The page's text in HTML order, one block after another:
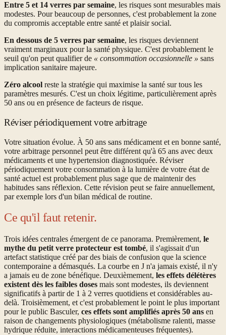
Entre 5 et 14 verres par semaine, les risques sont mesurables mais
modestes. Pour beaucoup de personnes, c'est probablement la zone
du compromis acceptable entre santé et plaisir social.
En dessous de 5 verres par semaine, les risques deviennent
vraiment marginaux pour la santé physique. C'est probablement le
seuil qu'on peut qualifier de « consommation occasionnelle » sans
implication sanitaire majeure.
Zéro alcool reste la stratégie qui maximise la santé sur tous les
paramètres mesurés. C'est un choix légitime, particulièrement après
50 ans ou en présence de facteurs de risque.
Réviser périodiquement votre arbitrage
Votre situation évolue. À 50 ans sans médicament et en bonne santé,
votre arbitrage personnel peut être différent qu'à 65 ans avec deux
médicaments et une hypertension diagnostiquée. Réviser
périodiquement votre consommation à la lumière de votre état de
santé actuel est probablement plus sage que de maintenir des
habitudes sans réflexion. Cette révision peut se faire annuellement,
par exemple lors d'un bilan médical de routine.
Ce qu'il faut retenir.
Trois idées centrales émergent de ce panorama. Premièrement, le
mythe du petit verre protecteur est tombé, il s'agissait d'un
artefact statistique créé par des biais de confusion que la science
contemporaine a démasqués. La courbe en J n'a jamais existé, il n'y
a jamais eu de zone bénéfique. Deuxièmement, les effets délétères
existent dès les faibles doses mais sont modestes, ils deviennent
significatifs à partir de 1 à 2 verres quotidiens et considérables au-
delà. Troisièmement, et c'est probablement le point le plus important
pour le public Basculer, ces effets sont amplifiés après 50 ans en
raison de changements physiologiques (métabolisme ralenti, masse
hydrique réduite, interactions médicamenteuses fréquentes).